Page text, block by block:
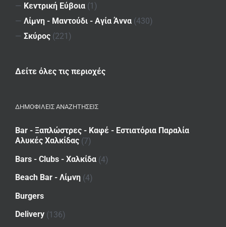
— Κεντρική Εύβοια (1)
— Λίμνη - Μαντούδι - Αγία Άννα (430)
— Σκύρος (221)
Δείτε όλες τις περιοχές
ΔΗΜΟΦΙΛΕΙΣ ΑΝΑΖΗΤΗΣΕΙΣ
Bar - Ξαπλώστρες - Καφέ - Εστιατόρια Παραλία
Αλυκές Χαλκίδας (7)
Bars - Clubs - Χαλκίδα (4)
Beach Bar - Λίμνη (4)
Burgers
Delivery (136)